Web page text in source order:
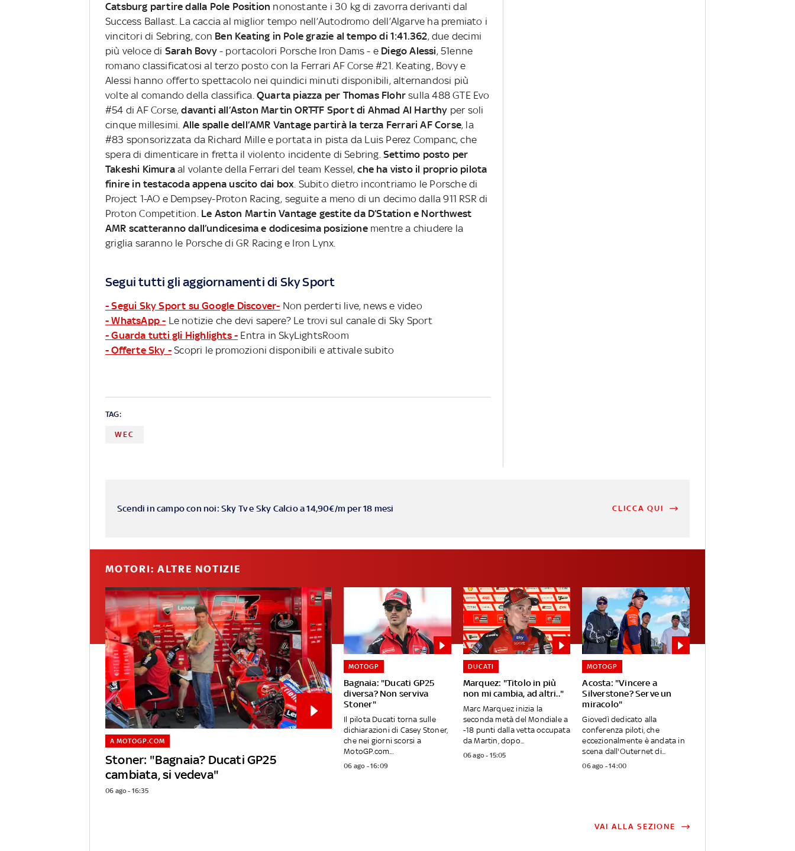
Catsburg partire dalla Pole Position nonostante i 30 kg di zavorra derivanti dal
Success Ballast. La caccia al miglior tempo nell’Autodromo dell’Algarve ha premiato i
vincitori di Sebring, con Ben Keating in Pole grazie al tempo di 1:41.362, due decimi
più veloce di Sarah Bovy- portacolori Porsche Iron Dams - e Diego Alessi, 51enne
romano classificatosi al terzo posto con la Ferrari AF Corse #21. Keating, Bovy e
Alessi hanno offerto spettacolo nei quindici minuti disponibili, alternandosi più
volte al comando della classifica. Quarta piazza per Thomas Flohr sulla 488 GTE Evo
#54 di AF Corse,davanti all’Aston Martin ORT-TF Sport di Ahmad Al Harthy per soli
cinque millesimi. Alle spalle dell’AMR Vantage partirà la terza Ferrari AF Corse, la
#83 sponsorizzata da Richard Mille e portata in pista da Luis Perez Companc, che
spera di dimenticare in fretta il violento incidente di Sebring. Settimo posto per
Takeshi Kimuraal volante della Ferrari del team Kessel,che ha visto il proprio pilota
finire in testacoda appena uscito dai box. Subito dietro incontriamo le Porsche di
Project 1-AO e Dempsey-Proton Racing, seguite a meno di un decimo dalla 911 RSR di
Proton Competition. Le Aston Martin Vantage gestite da D’Station e Northwest
AMR scatteranno dall’undicesima e dodicesima posizionementre a chiudere la
griglia saranno le Porsche di GR Racing e Iron Lynx.
Segui tutti gli aggiornamenti di Sky Sport
- Segui Sky Sport su Google Discover- Non perderti live, news e video
- WhatsApp - Le notizie che devi sapere? Le trovi sul canale di Sky Sport
- Guarda tutti gli Highlights - Entra in SkyLightsRoom
- Offerte Sky - Scopri le promozioni disponibili e attivale subito
TAG:
WEC
Scendi in campo con noi: Sky Tv e Sky Calcio a 14,90€/m per 18 mesi CLICCA QUI
MOTORI: ALTRE NOTIZIE
Stoner: "Bagnaia? Ducati GP25
cambiata, si vedeva"
A MOTOGP.COM
06 ago - 16:35
Bagnaia: "Ducati GP25
diversa? Non serviva
Stoner"
MOTOGP
Il pilota Ducati torna sulle
dichiarazioni di Casey Stoner,
che nei giorni scorsi a
MotoGP.com...
06 ago - 16:09
Marquez: "Titolo in più
non mi cambia, ad altri.."
DUCATI
Marc Marquez inizia la
seconda metà del Mondiale a
-18 punti dalla vetta occupata
da Martin, dopo...
06 ago - 15:05
Acosta: "Vincere a
Silverstone? Serve un
miracolo"
MOTOGP
Giovedì dedicato alla
conferenza piloti, che
eccezionalmente è andata in
scena dall'Outernet di...
06 ago - 14:00
VAI ALLA SEZIONE